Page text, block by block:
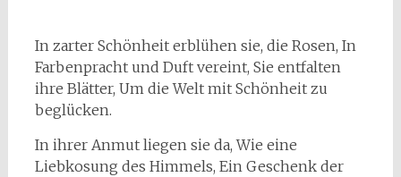
In zarter Schönheit erblühen sie, die Rosen, In
Farbenpracht und Duft vereint, Sie entfalten
ihre Blätter, Um die Welt mit Schönheit zu
beglücken.
In ihrer Anmut liegen sie da, Wie eine
Liebkosung des Himmels, Ein Geschenk der